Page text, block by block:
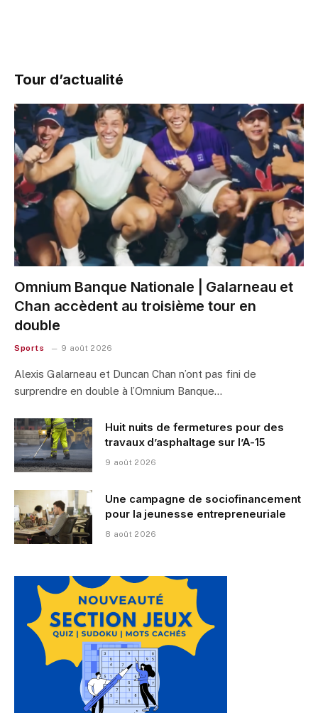
Tour d’actualité
Omnium Banque Nationale | Galarneau et
Chan accèdent au troisième tour en
double
Sports 9 août 2026
Alexis Galarneau et Duncan Chan n’ont pas fini de
surprendre en double à l’Omnium Banque…
Huit nuits de fermetures pour des
travaux d’asphaltage sur l’A-15
9 août 2026
Une campagne de sociofinancement
pour la jeunesse entrepreneuriale
8 août 2026